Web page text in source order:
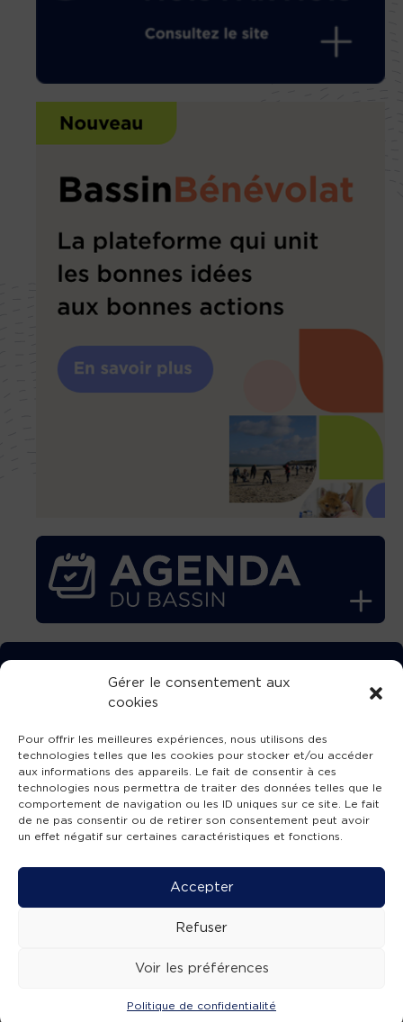
Gérer le consentement aux
cookies
Pour offrir les meilleures expériences, nous utilisons des
technologies telles que les cookies pour stocker et/ou accéder
aux informations des appareils. Le fait de consentir à ces
technologies nous permettra de traiter des données telles que le
comportement de navigation ou les ID uniques sur ce site. Le fait
de ne pas consentir ou de retirer son consentement peut avoir
un effet négatif sur certaines caractéristiques et fonctions.
Accepter
Refuser
Voir les préférences
Politique de confidentialité
ÉMISSIONS AGENDA
TÉLÉCHARGEZ GRATUITEMENT
L’APPLICATION TVBA !
SUIVEZ-NOUS !
Mentions légales -Accessibilité